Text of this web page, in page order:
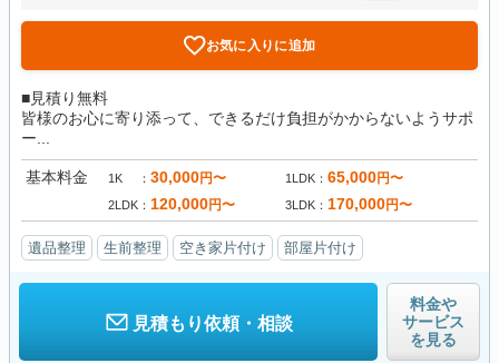
お気に入りに追加
■見積り無料
皆様のお心に寄り添って、できるだけ負担がかからないようサポ
ー...
基本料金 1K 30,000円〜 1LDK 65,000円〜
2LDK 120,000円〜 3LDK 170,000円〜
遺品整理 生前整理 空き家片付け 部屋片付け
見積もり依頼・相談
料金や
サービス
を見る